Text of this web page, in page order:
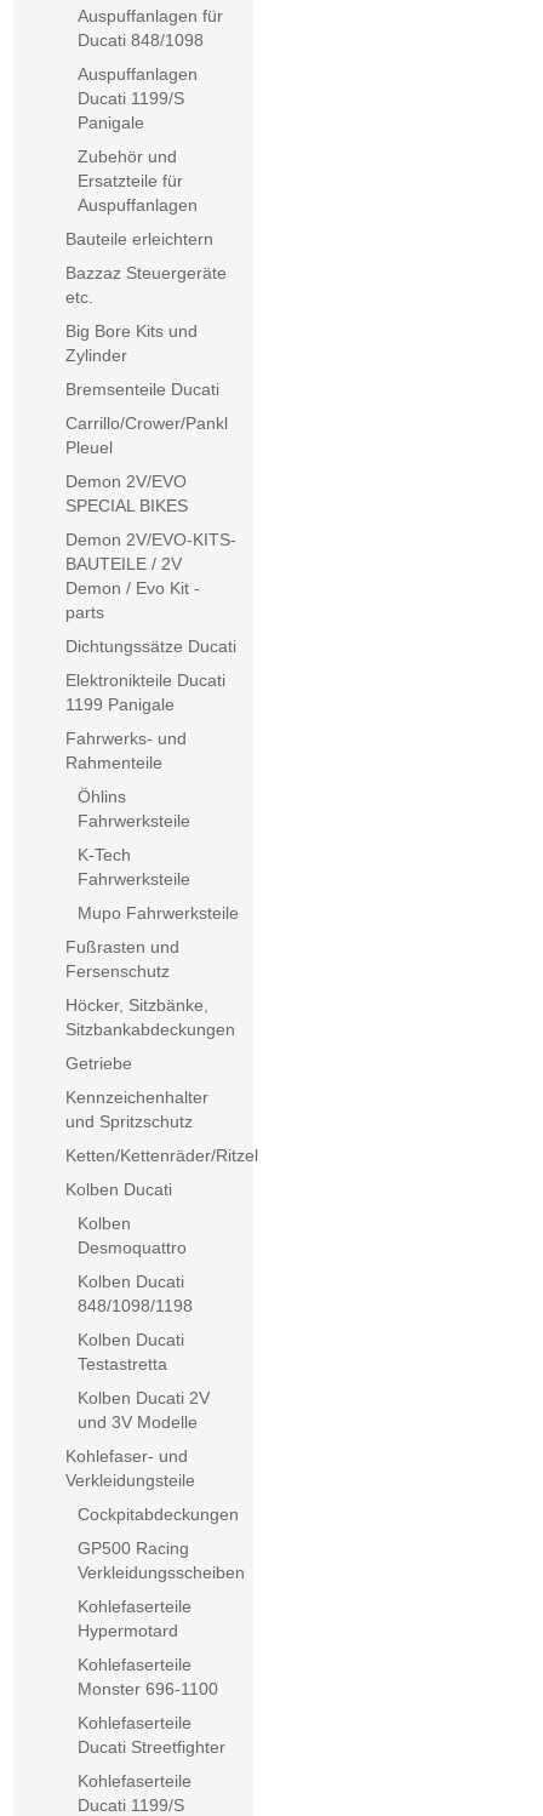
Auspuffanlagen für
Ducati 848/1098
Auspuffanlagen
Ducati 1199/S
Panigale
Zubehör und
Ersatzteile für
Auspuffanlagen
Bauteile erleichtern
Bazzaz Steuergeräte
etc.
Big Bore Kits und
Zylinder
Bremsenteile Ducati
Carrillo/Crower/Pankl
Pleuel
Demon 2V/EVO
SPECIAL BIKES
Demon 2V/EVO-KITS-
BAUTEILE / 2V
Demon / Evo Kit -
parts
Dichtungssätze Ducati
Elektronikteile Ducati
1199 Panigale
Fahrwerks- und
Rahmenteile
Öhlins
Fahrwerksteile
K-Tech
Fahrwerksteile
Mupo Fahrwerksteile
Fußrasten und
Fersenschutz
Höcker, Sitzbänke,
Sitzbankabdeckungen
Getriebe
Kennzeichenhalter
und Spritzschutz
Ketten/Kettenräder/Ritzel
Kolben Ducati
Kolben
Desmoquattro
Kolben Ducati
848/1098/1198
Kolben Ducati
Testastretta
Kolben Ducati 2V
und 3V Modelle
Kohlefaser- und
Verkleidungsteile
Cockpitabdeckungen
GP500 Racing
Verkleidungsscheiben
Kohlefaserteile
Hypermotard
Kohlefaserteile
Monster 696-1100
Kohlefaserteile
Ducati Streetfighter
Kohlefaserteile
Ducati 1199/S